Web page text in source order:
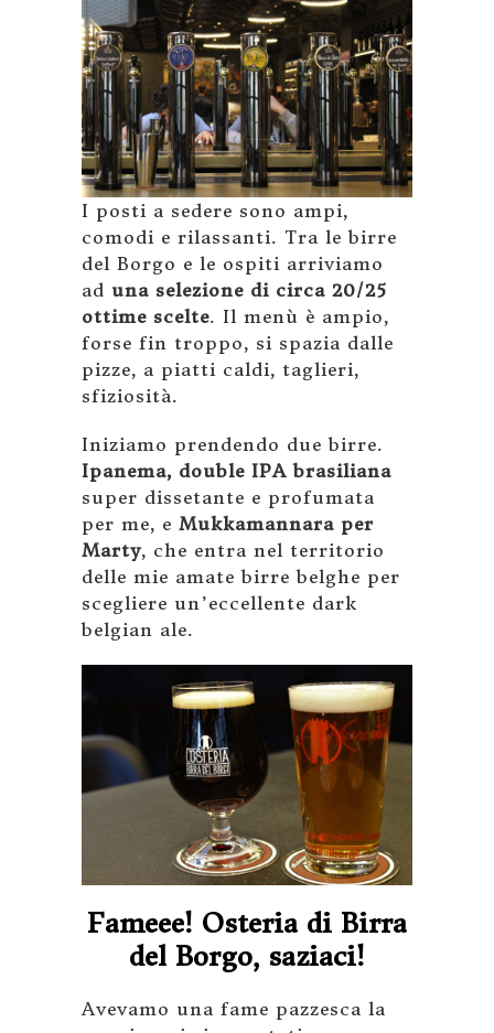
I posti a sedere sono ampi,
comodi e rilassanti. Tra le birre
del Borgo e le ospiti arriviamo
ad una selezione di circa 20/25
ottime scelte. Il menù è ampio,
forse fin troppo, si spazia dalle
pizze, a piatti caldi, taglieri,
sfiziosità.
Iniziamo prendendo due birre.
Ipanema, double IPA brasiliana
super dissetante e profumata
per me, e Mukkamannara per
Marty, che entra nel territorio
delle mie amate birre belghe per
scegliere un’eccellente dark
belgian ale.
Fameee! Osteria di Birra
del Borgo, saziaci!
Avevamo una fame pazzesca la